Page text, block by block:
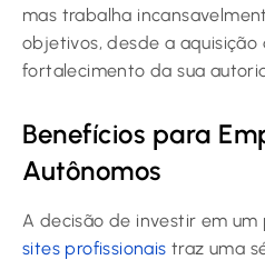
mas trabalha
objetivos, desde a
fortalecimento da sua
Benefícios para
Autônomos
A decisão de investir em
sites profissionais traz uma